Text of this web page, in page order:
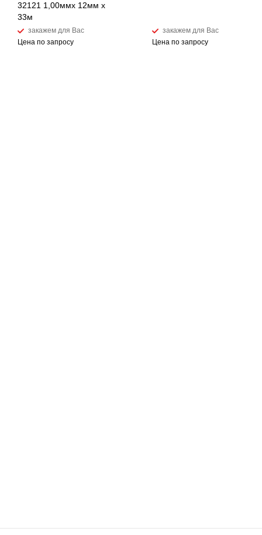
32121 1,00ммх 12мм х
33м
закажем для Вас
Цена по запросу
закажем для Вас
Цена по запросу